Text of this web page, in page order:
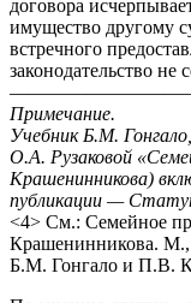
договора
имущество другому
встречного
законодательство не
Примечание.
Учебник Б.М.
О.А. Рузаковой
Крашенинникова)
публикации —
<4> См.: Семейное
Крашенинникова.
Б.М. Гонгало и П.В.